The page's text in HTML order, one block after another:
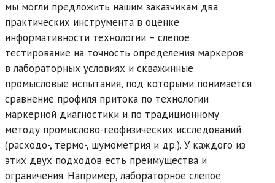
мы могли предложить нашим заказчикам два
практических инструмента в оценке
информативности технологии – слепое
тестирование на точность определения маркеров
в лабораторных условиях и скважинные
промысловые испытания, под которыми понимается
сравнение профиля притока по технологии
маркерной диагностики и по традиционному
методу промыслово-геофизических исследований
(расходо-, термо-, шумометрия и др.). У каждого из
этих двух подходов есть преимущества и
ограничения. Например, лабораторное слепое